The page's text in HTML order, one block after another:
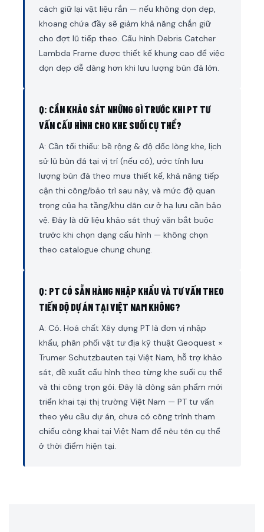
cách giữ lại vật liệu rắn — nếu không dọn dẹp,
khoang chứa đầy sẽ giảm khả năng chắn giữ
cho đợt lũ tiếp theo. Cấu hình Debris Catcher
Lambda Frame được thiết kế khung cao để việc
dọn dẹp dễ dàng hơn khi lưu lượng bùn đá lớn.
Q: CẦN KHẢO SÁT NHỮNG GÌ TRƯỚC KHI PT TƯ
VẤN CẤU HÌNH CHO KHE SUỐI CỤ THỂ?
A: Cần tối thiểu: bề rộng & độ dốc lòng khe, lịch
sử lũ bùn đá tại vị trí (nếu có), ước tính lưu
lượng bùn đá theo mưa thiết kế, khả năng tiếp
cận thi công/bảo trì sau này, và mức độ quan
trọng của hạ tầng/khu dân cư ở hạ lưu cần bảo
vệ. Đây là dữ liệu khảo sát thuỷ văn bắt buộc
trước khi chọn dạng cấu hình — không chọn
theo catalogue chung chung.
Q: PT CÓ SẴN HÀNG NHẬP KHẨU VÀ TƯ VẤN THEO
TIẾN ĐỘ DỰ ÁN TẠI VIỆT NAM KHÔNG?
A: Có. Hoá chất Xây dựng PT là đơn vị nhập
khẩu, phân phối vật tư địa kỹ thuật Geoquest ×
Trumer Schutzbauten tại Việt Nam, hỗ trợ khảo
sát, đề xuất cấu hình theo từng khe suối cụ thể
và thi công trọn gói. Đây là dòng sản phẩm mới
triển khai tại thị trường Việt Nam — PT tư vấn
theo yêu cầu dự án, chưa có công trình tham
chiếu công khai tại Việt Nam để nêu tên cụ thể
ở thời điểm hiện tại.